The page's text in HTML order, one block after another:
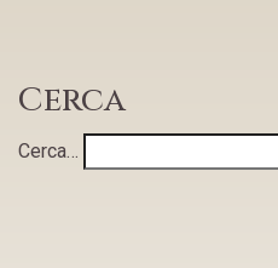
Cerca
Cerca…